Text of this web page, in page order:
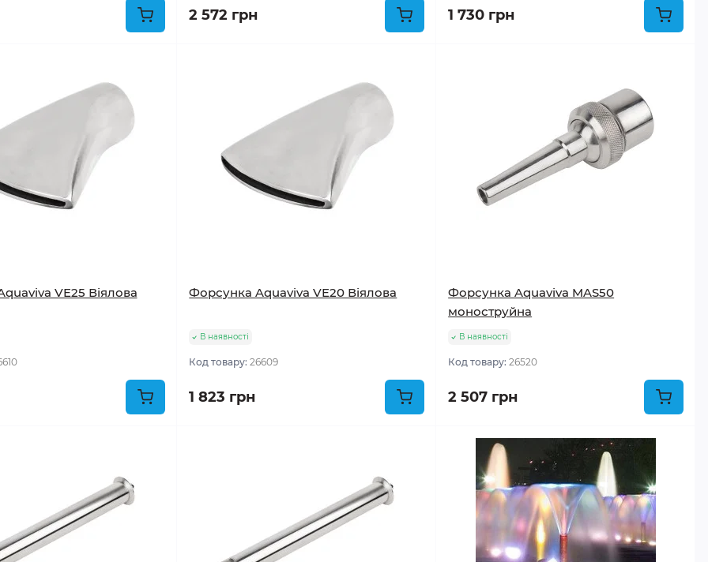
2 572 грн 1 730 грн
VE25 Віялова Форсунка Aquaviva VE20 Віялова
В наявності
Код товару:26609
1 823 грн
Форсунка Aquaviva MAS50
моноструйна
В наявності
Код товару:26520
2 507 грн